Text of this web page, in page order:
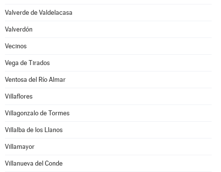
Valverde de Valdelacasa
Valverdón
Vecinos
Vega de Tirados
Ventosa del Río Almar
Villaflores
Villagonzalo de Tormes
Villalba de los Llanos
Villamayor
Villanueva del Conde